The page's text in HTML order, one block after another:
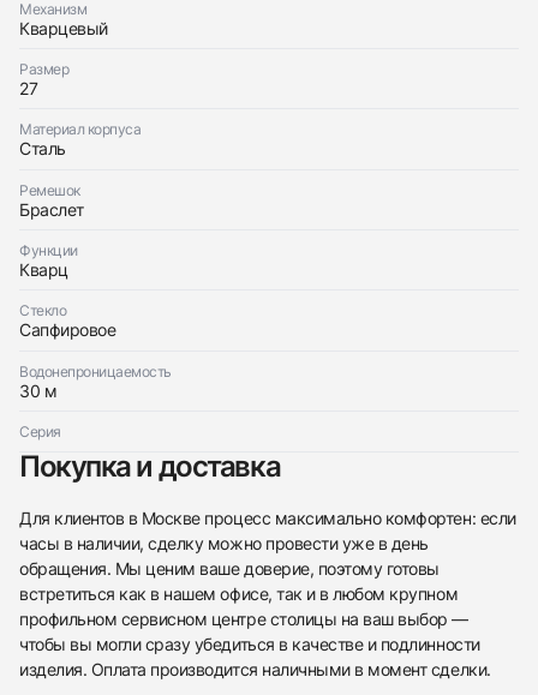
Механизм
Кварцевый
Размер
27
Материал корпуса
Сталь
Ремешок
Браслет
Функции
Кварц
Стекло
Сапфировое
Водонепроницаемость
30 м
Серия
Покупка и доставка
Для клиентов в Москве процесс максимально комфортен: если
часы в наличии, сделку можно провести уже в день
обращения. Мы ценим ваше доверие, поэтому готовы
встретиться как в нашем офисе, так и в любом крупном
профильном сервисном центре столицы на ваш выбор —
чтобы вы могли сразу убедиться в качестве и подлинности
изделия. Оплата производится наличными в момент сделки.